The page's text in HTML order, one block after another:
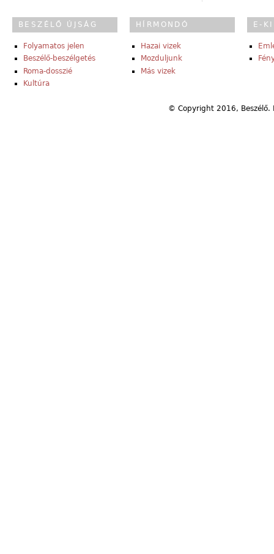
BESZÉLŐ ÚJSÁG
Folyamatos jelen
Beszélő-beszélgetés
Roma-dosszié
Kultúra
HÍRMONDÓ
Hazai vizek
Mozduljunk
Más vizek
E-
© Copyright 2016,